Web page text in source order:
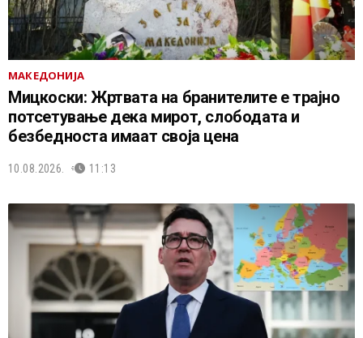
МАКЕДОНИЈА
Мицкоски: Жртвата на бранителите е трајно
потсетување дека мирот, слободата и
безбедноста имаат своја цена
10.08.2026. 11:13